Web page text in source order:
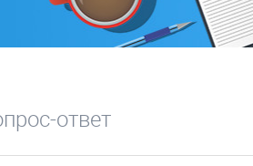
ответ